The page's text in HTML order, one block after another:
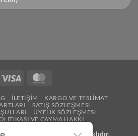
Visa
İLETIŞIM
KARGO VE TESLIMAT
SATIŞ SÖZLEŞMESI
ÜYELIK SÖZLEŞMESI
VE CAYMA HAKKI
Gümüş Tüm Hakları Saklıdır.